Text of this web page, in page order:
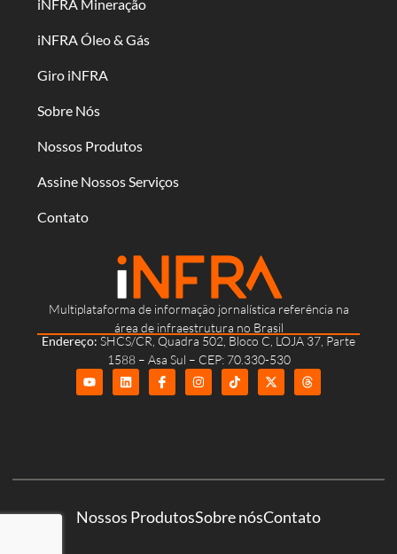
Multiplataforma de informação jornalística referência na
área de infraestrutura no Brasil
Endereço: SHCS/CR, Quadra 502, Bloco C, LOJA 37, Parte
1588 – Asa Sul – CEP: 70.330-530
iNFRA Mineração
iNFRA Óleo & Gás
Giro iNFRA
Sobre Nós
Nossos Produtos
Assine Nossos Serviços
Contato
Nossos ProdutosSobre nósContato